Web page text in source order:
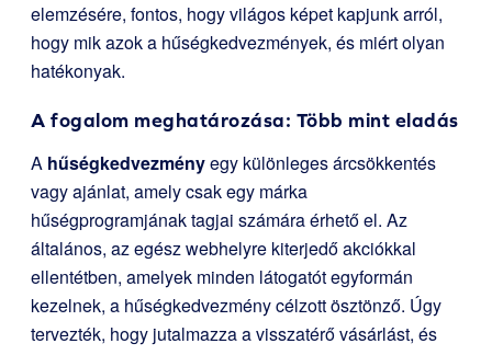
elemzésére, fontos, hogy világos képet kapjunk arról,
hogy mik azok a hűségkedvezmények, és miért olyan
hatékonyak.
A fogalom meghatározása: Több mint eladás
A hűségkedvezményegy különleges árcsökkentés
vagy ajánlat, amely csak egy márka
hűségprogramjának tagjai számára érhető el. Az
általános, az egész webhelyre kiterjedő akciókkal
ellentétben, amelyek minden látogatót egyformán
kezelnek, a hűségkedvezmény célzott ösztönző. Úgy
tervezték, hogy jutalmazza a visszatérő vásárlást, és